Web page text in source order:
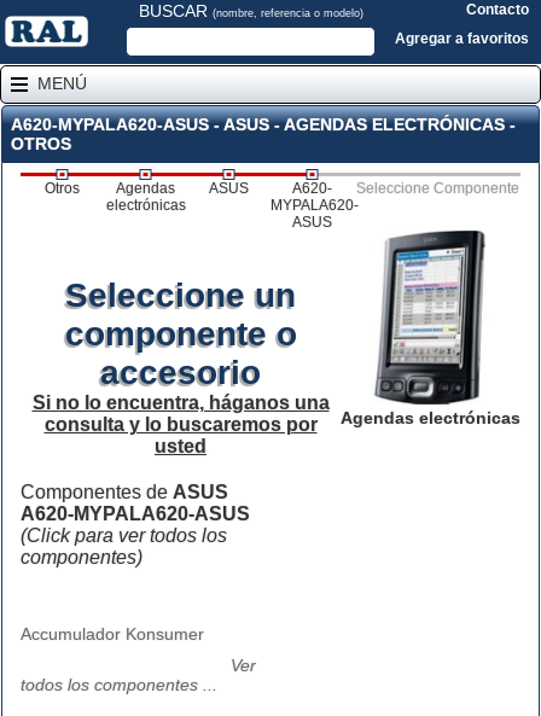
BUSCAR (nombre, referencia o modelo)
Contacto
Agregar a favoritos
MENÚ
A620-MYPALA620-ASUS - ASUS - AGENDAS ELECTRÓNICAS -
OTROS
Otros
Agendas
electrónicas
ASUS
A620-
MYPALA620-
ASUS
Seleccione Componente
Agendas electrónicas
Seleccione un
componente o
accesorio
Si no lo encuentra, háganos una
consulta y lo buscaremos por
usted
Componentes de ASUS
A620-MYPALA620-ASUS
(Click para ver todos los
componentes)
Accumulador Konsumer
Ver
todos los componentes ...